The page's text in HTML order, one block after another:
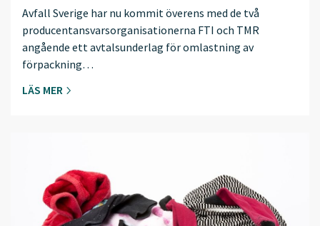
Avfall Sverige har nu kommit överens med de två
producentansvarsorganisationerna FTI och TMR
angående ett avtalsunderlag för omlastning av
förpackning…
LÄS MER